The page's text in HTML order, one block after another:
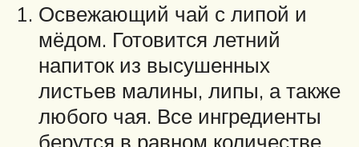
Освежающий чай с липой и
мёдом. Готовится летний
напиток из высушенных
листьев малины, липы, а также
любого чая. Все ингредиенты
берутся в равном количестве.